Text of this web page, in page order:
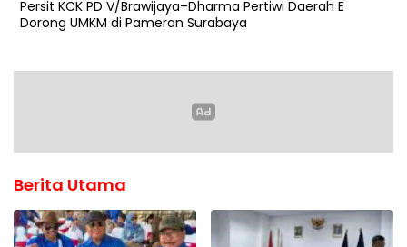
Persit KCK PD V/Brawijaya–Dharma Pertiwi Daerah E
Dorong UMKM di Pameran Surabaya
Berita Utama